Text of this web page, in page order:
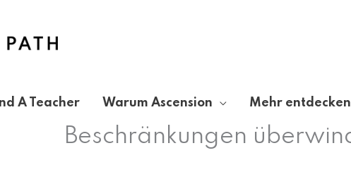
A Teacher Warum Ascension Mehr entdecken
Beschränkungen